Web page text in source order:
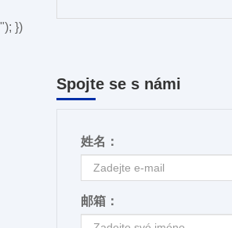
"); })
Spojte se s námi
姓名：
邮箱：